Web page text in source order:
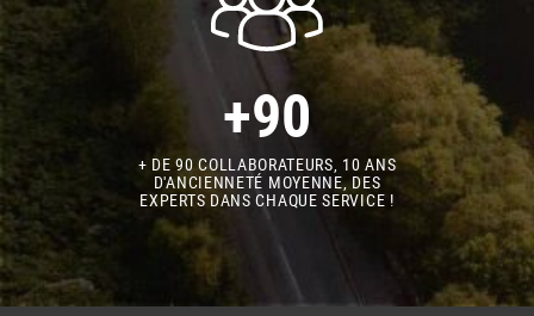
+90
+ DE 90 COLLABORATEURS, 10 ANS
D'ANCIENNETÉ MOYENNE, DES
EXPERTS DANS CHAQUE SERVICE !